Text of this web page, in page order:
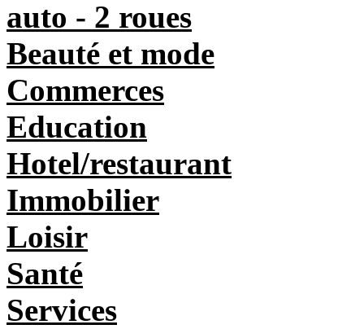
auto - 2 roues
Beauté et mode
Commerces
Education
Hotel/restaurant
Immobilier
Loisir
Santé
Services